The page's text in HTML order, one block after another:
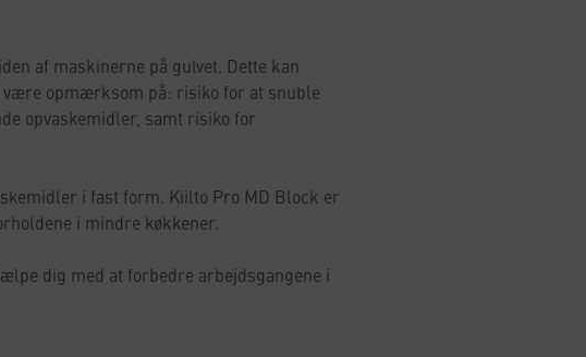
af maskinerne på gulvet. Dette kan
opmærksom på: risiko for at snuble
opvaskemidler, samt risiko for
i fast form. Kiilto Pro MD Block er
i mindre køkkener.
dig med at forbedre arbejdsgangene i